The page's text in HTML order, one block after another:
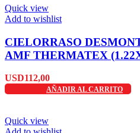
Quick view
Add to wishlist
CIELORRASO
AMF THERMATEX
USD112,00
AÑADIR AL CARRITO
Quick view